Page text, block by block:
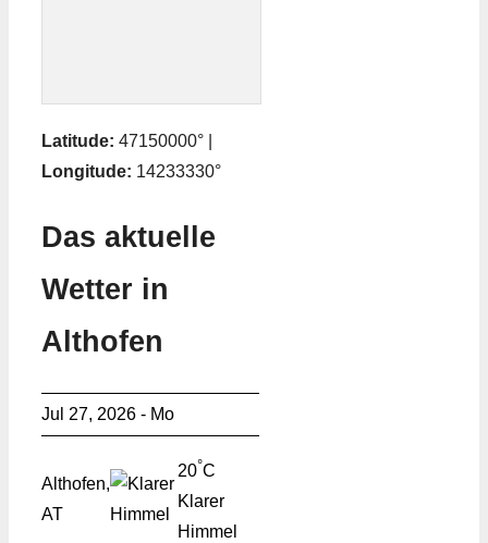
Latitude: 47150000° |
Longitude: 14233330°
Das aktuelle
Wetter in
Althofen
Jul 27, 2026 - Mo
Althofen,
AT
20°C
Klarer
Himmel